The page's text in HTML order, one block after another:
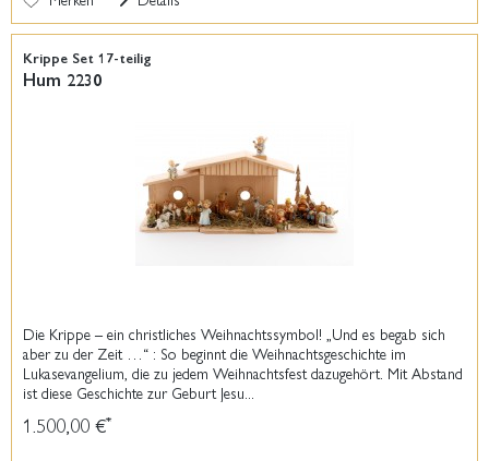
Krippe Set 17-teilig
Hum 2230
Die Krippe – ein christliches Weihnachtssymbol! „Und es begab sich
aber zu der Zeit …“ : So beginnt die Weihnachtsgeschichte im
Lukasevangelium, die zu jedem Weihnachtsfest dazugehört. Mit Abstand
ist diese Geschichte zur Geburt Jesu...
1.500,00 €*